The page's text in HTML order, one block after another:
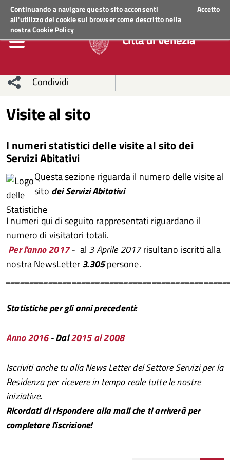
Continuando a navigare questo sito acconsenti
all'utilizzo dei cookie sul browser come descritto nella
nostraCookie Policy
Accetto
Regione Veneto ACCEDI AI SERVIZI
Città di Venezia
Condividi
network
Condividi
Condividi
Facebook
su
Twitter
Condividi
su
Condividi
Whatsapp
Visite al sito
I numeri statistici delle visite al sito dei
Servizi Abitativi
Questa sezione riguarda il numero delle visite al
sito dei Servizi Abitativi
I numeri qui di seguito rappresentati riguardano il
numero di visitatori totali.
Per l'anno 2017- al 3 Aprile 2017risultano iscritti alla
nostra NewsLetter3.305persone.
Statistiche per gli anni precedenti:
Anno 2016- Dal2015 al 2008
Iscriviti anche tu alla News Letter del Settore Servizi per la
Residenza per ricevere in tempo reale tutte le nostre
iniziative.
Ricordati di rispondere alla mail che ti arriverà per
completare l'iscrizione!